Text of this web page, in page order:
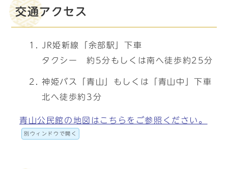
交通アクセス
JR姫新線「余部駅」下車
タクシー 約5分もしくは南へ徒歩約25分
神姫バス「青山」もしくは「青山中」下車
北へ徒歩約3分
青山公民館の地図はこちらをご参照ください。
別ウィンドウで開く